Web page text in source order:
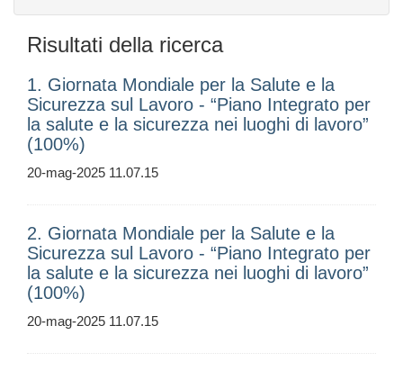
Risultati della ricerca
1. Giornata Mondiale per la Salute e la
Sicurezza sul Lavoro - “Piano Integrato per
la salute e la sicurezza nei luoghi di lavoro”
(100%)
20-mag-2025 11.07.15
2. Giornata Mondiale per la Salute e la
Sicurezza sul Lavoro - “Piano Integrato per
la salute e la sicurezza nei luoghi di lavoro”
(100%)
20-mag-2025 11.07.15